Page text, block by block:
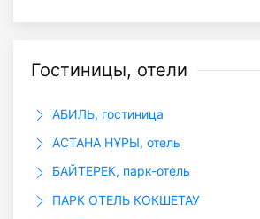
Гостиницы, отели
АБИЛЬ, гостиница
АСТАНА НҰРЫ, отель
БАЙТЕРЕК, парк-отель
ПАРК ОТЕЛЬ КОКШЕТАУ